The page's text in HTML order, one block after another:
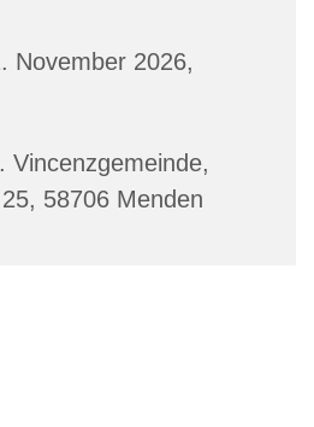
November 2026,
Vincenzgemeinde,
58706 Menden